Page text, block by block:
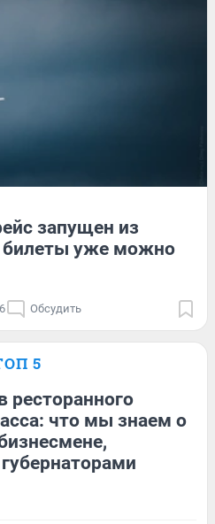
запущен из
уже можно
Обсудить
5
ресторанного
что мы знаем о